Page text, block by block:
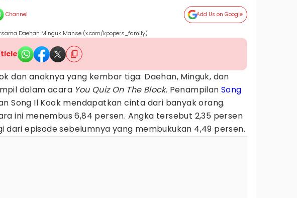
Channel Add Us on Google
Daehan Minguk Manse (x.com/kpopers_family)
dan anaknya yang kembar tiga: Daehan, Minguk, dan
dalam acara You Quiz On The Block. PenampilanSong
Song Il Kook mendapatkan cinta dari banyak orang.
ini menembus 6,84 persen. Angka tersebut 2,35 persen
dari episode sebelumnya yang membukukan 4,49 persen.